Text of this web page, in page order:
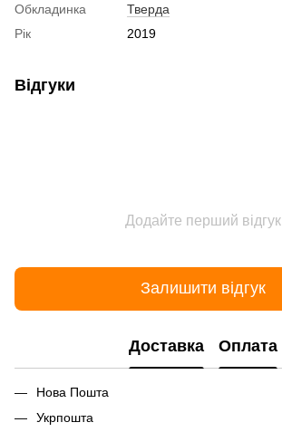
Обкладинка
Тверда
Рік
2019
Відгуки
Додайте перший відгук
Залишити відгук
Доставка Оплата
Нова Пошта
Укрпошта